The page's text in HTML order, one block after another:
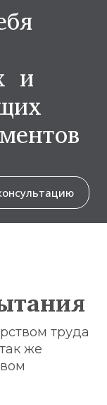
и
труда
же